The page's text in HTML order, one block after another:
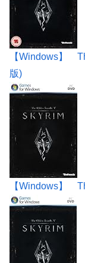
【Windows】
版)
【Windows】